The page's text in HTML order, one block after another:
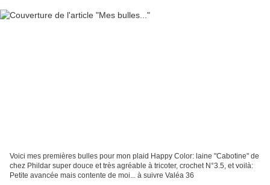
Voici mes premières bulles pour mon plaid Happy Color: laine "Cabotine" de
chez Phildar super douce et très agréable à tricoter, crochet N°3.5, et voilà:
Petite avancée mais contente de moi... à suivre Valéa 36